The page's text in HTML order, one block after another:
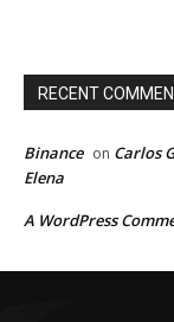
RECENT
Binance on Carlos
Elena
A WordPress